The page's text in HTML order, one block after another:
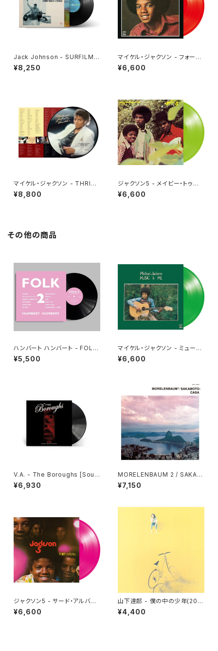
Jack Johnson - SURFILMU
SIC(2LP)
¥8,250
マイケル・ジャクソン - フォーエ
ヴァー・マイケル[クリア・レッド]
(LP重量盤)
¥6,600
マイケル・ジャクソン - THRILL
ER[PICTURE VINYL](LP)
¥8,800
ジャクソン5 - メイビー・トゥモ
ロー [さよならは言わないで](L
P重量盤)
¥6,600
その他の商品
ハンバート ハンバート - FOLK
2(LP)
¥5,500
マイケル・ジャクソン - ミュージ
ック・アンド・ミー[クリア・グリー
ン](LP重量盤)
¥6,600
V.A. - The Boroughs [Soun
dtrack from the NETFLIX S
eries](LP)
¥6,930
MORELENBAUM 2 / SAKAM
OTO - CASA - 2026 Rema
ster(2LP)
¥7,150
ジャクソン5 - サード・アルバム
[アイル・ビー・ゼア][クリア・ピン
ク](LP重量盤)
¥6,600
山下達郎 - 僕の中の少年(202
5 Vinyl Edition)[完全生産限
定](LP重量盤)
¥4,400